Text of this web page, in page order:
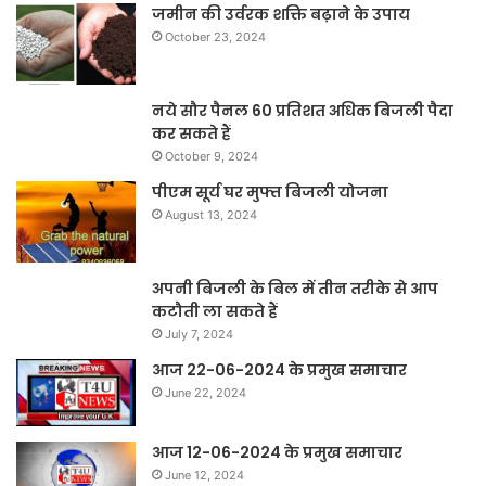
जमीन की उर्वरक शक्ति बढ़ाने के उपाय
October 23, 2024
नये सौर पैनल 60 प्रतिशत अधिक बिजली पैदा
कर सकते हैं
October 9, 2024
पीएम सूर्य घर मुफ्त बिजली योजना
August 13, 2024
अपनी बिजली के बिल में तीन तरीके से आप
कटौती ला सकते हैं
July 7, 2024
आज 22-06-2024 के प्रमुख समाचार
June 22, 2024
आज 12-06-2024 के प्रमुख समाचार
June 12, 2024